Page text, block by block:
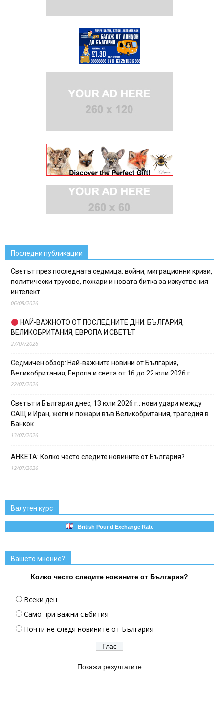
Последни публикации
Светът през последната седмица: войни, миграционни кризи,
политически трусове, пожари и новата битка за изкуствения
интелект
06/08/2026
НАЙ-ВАЖНОТО ОТ ПОСЛЕДНИТЕ ДНИ: БЪЛГАРИЯ,
ВЕЛИКОБРИТАНИЯ, ЕВРОПА И СВЕТЪТ
27/07/2026
Седмичен обзор: Най-важните новини от България,
Великобритания, Европа и света от 16 до 22 юли 2026 г.
22/07/2026
Светът и България днес, 13 юли 2026 г.: нови удари между
САЩ и Иран, жеги и пожари във Великобритания, трагедия в
Банкок
13/07/2026
АНКЕТА: Колко често следите новините от България?
12/07/2026
Валутен курс
British Pound Exchange Rate
Вашето мнение?
Колко често следите новините от България?
Всеки ден
Само при важни събития
Почти не следя новините от България
Покажи резултатите